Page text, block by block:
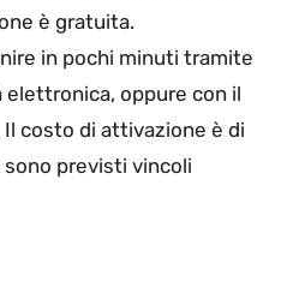
è gratuita.
in pochi minuti tramite
elettronica, oppure con il
costo di attivazione è di
previsti vincoli